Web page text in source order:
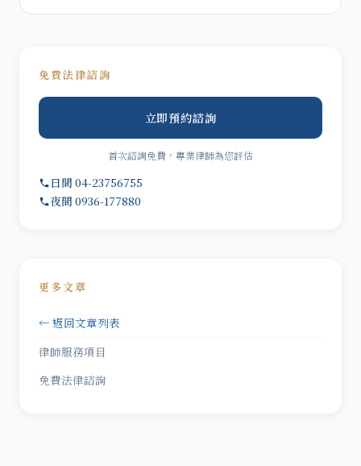
免費法律諮詢
立即預約諮詢
首次諮詢免費，專業律師為您評估
日間 04-23756755
夜間 0936-177880
更多文章
← 返回文章列表
律師服務項目
免費法律諮詢